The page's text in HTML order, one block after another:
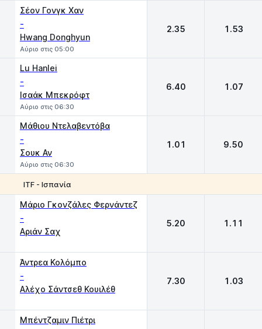
Σέον Γονγκ Χαν
-
Hwang Donghyun
Αύριο στις 05:00
2.35 1.53
Lu Hanlei
-
Ισαάκ Μπεκρόφτ
Αύριο στις 06:30
6.40 1.07
Μάθιου Ντελαβεντόβα
-
Σουκ Αν
Αύριο στις 06:30
1.01 9.50
ITF - Ισπανία
Μάριο Γκονζάλες Φερνάντεζ
-
Αριάν Σαχ
5.20 1.11
Άντρεα Κολόμπο
-
Αλέχο Σάντσεθ Κουιλέθ
7.30 1.03
Μπέντζαμιν Πιέτρι